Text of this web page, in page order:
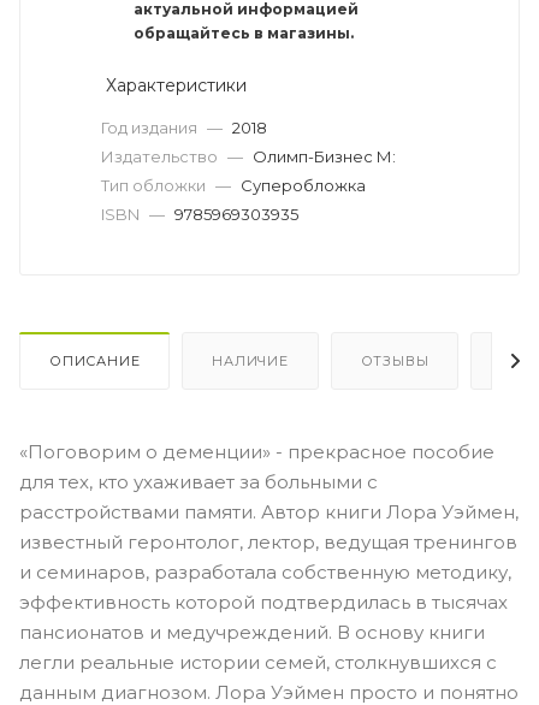
актуальной информацией
обращайтесь в магазины.
Характеристики
Год издания — 2018
Издательство — Олимп-Бизнес М:
Тип обложки — Суперобложка
ISBN — 9785969303935
ОПИСАНИЕ НАЛИЧИЕ ОТЗЫВЫ
«Поговорим о деменции» - прекрасное пособие
для тех, кто ухаживает за больными c
расстройствами памяти. Автор книги Лора Уэймен,
известный геронтолог, лектор, ведущая тренингов
и семинаров, разработала собственную методику,
эффективность которой подтвердилась в тысячах
пансионатов и медучреждений. В основу книги
легли реальные истории семей, столкнувшихся с
данным диагнозом. Лора Уэймен просто и понятно